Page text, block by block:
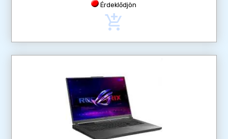
Érdeklődjön
add_shopping_cart